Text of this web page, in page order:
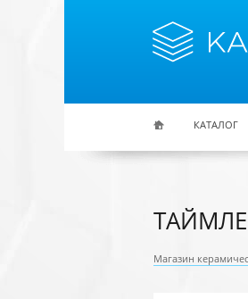
КАТАЛОГ
Магазин